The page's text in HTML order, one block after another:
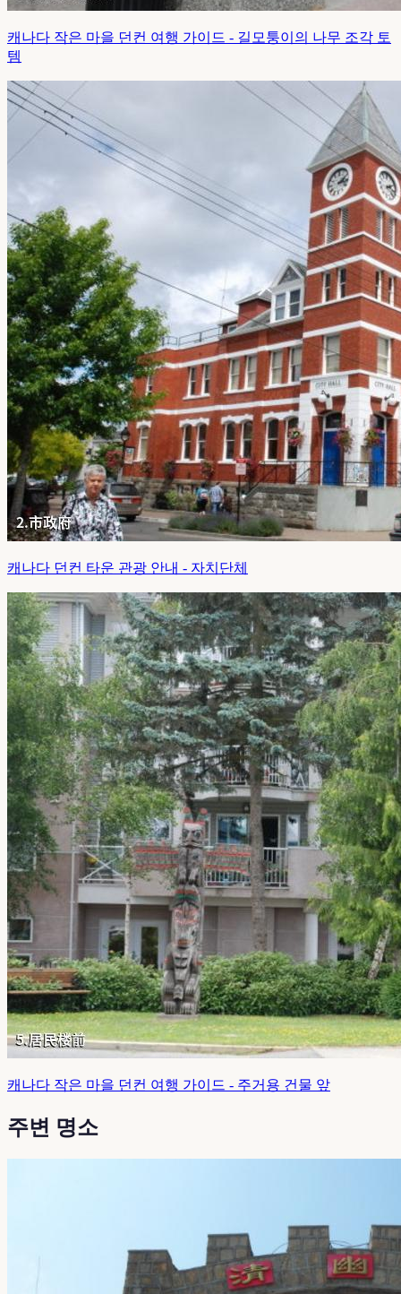
캐나다 작은 마을 던컨 여행 가이드 - 길모퉁이의 나무 조각 토
템
캐나다 던컨 타운 관광 안내 - 자치단체
캐나다 작은 마을 던컨 여행 가이드 - 주거용 건물 앞
주변 명소